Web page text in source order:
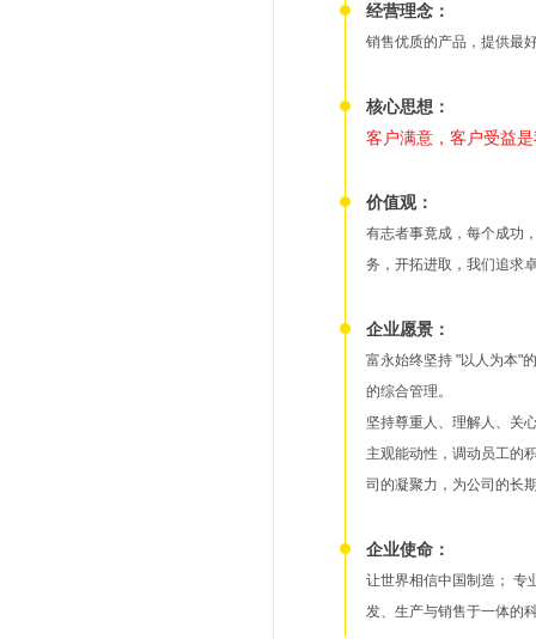
经营理念：
销售优质的产品，提供最
核心思想：
客户满意，客户受益
价值观：
有志者事竟成，每个成功
务，开拓进取，我们追求
企业愿景：
富永始终坚持 "以人为本"
的综合管理。
坚持尊重人、理解人、关
主观能动性，调动员工的
司的凝聚力，为公司的长
企业使命：
让世界相信中国制造； 专
发、生产与销售于一体的